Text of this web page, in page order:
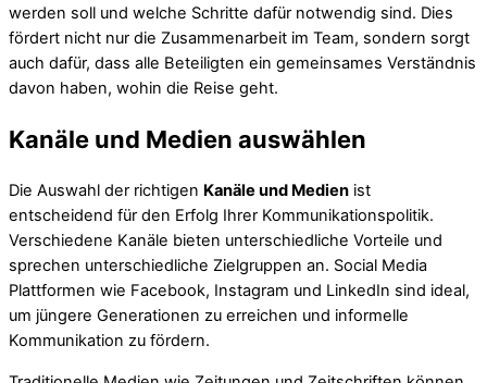
werden soll und welche Schritte dafür notwendig sind. Dies
fördert nicht nur die Zusammenarbeit im Team, sondern sorgt
auch dafür, dass alle Beteiligten ein gemeinsames Verständnis
davon haben, wohin die Reise geht.
Kanäle und Medien auswählen
Die Auswahl der richtigen Kanäle und Medien ist
entscheidend für den Erfolg Ihrer Kommunikationspolitik.
Verschiedene Kanäle bieten unterschiedliche Vorteile und
sprechen unterschiedliche Zielgruppen an. Social Media
Plattformen wie Facebook, Instagram und LinkedIn sind ideal,
um jüngere Generationen zu erreichen und informelle
Kommunikation zu fördern.